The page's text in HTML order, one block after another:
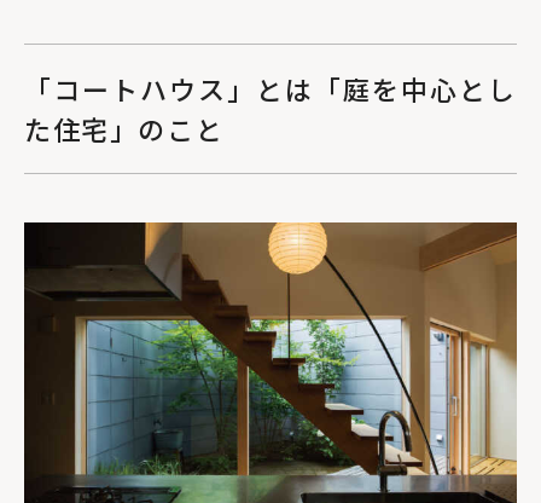
「コートハウス」とは「庭を中心とし
た住宅」のこと